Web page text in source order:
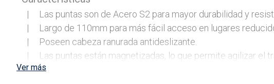
|     Las puntas son de Acero S2 para mayor durabilidad y
|     Largo de 110mm para más fácil acceso en lugares
|     Poseen cabeza ranurada antideslizante.
|     Las puntas están magnetizadas, lo que permite agilizar el
Ver más